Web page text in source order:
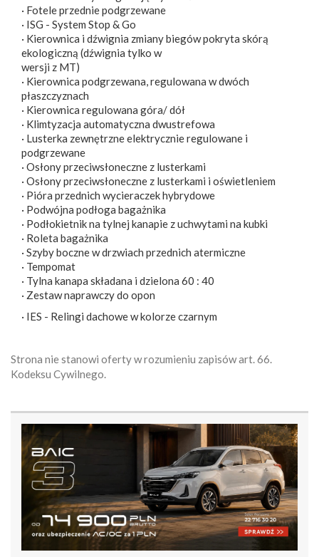
· Fotele przednie podgrzewane
· ISG - System Stop & Go
· Kierownica i dźwignia zmiany biegów pokryta skórą
ekologiczną (dźwignia tylko w
wersji z MT)
· Kierownica podgrzewana, regulowana w dwóch
płaszczyznach
· Kierownica regulowana góra/ dół
· Klimtyzacja automatyczna dwustrefowa
· Lusterka zewnętrzne elektrycznie regulowane i
podgrzewane
· Osłony przeciwsłoneczne z lusterkami
· Osłony przeciwsłoneczne z lusterkami i oświetleniem
· Pióra przednich wycieraczek hybrydowe
· Podwójna podłoga bagażnika
· Podłokietnik na tylnej kanapie z uchwytami na kubki
· Roleta bagażnika
· Szyby boczne w drzwiach przednich atermiczne
· Tempomat
· Tylna kanapa składana i dzielona 60 : 40
· Zestaw naprawczy do opon
· IES - Relingi dachowe w kolorze czarnym
Strona nie stanowi oferty w rozumieniu zapisów art. 66.
Kodeksu Cywilnego.